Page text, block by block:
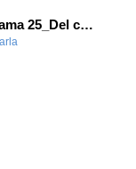
VIVES LA RADIO: Programa 25_Del cole al mundo: sintonizar historias